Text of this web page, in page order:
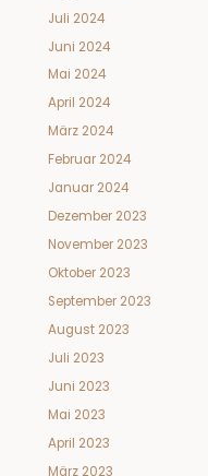
Juli 2024
Juni 2024
Mai 2024
April 2024
März 2024
Februar 2024
Januar 2024
Dezember 2023
November 2023
Oktober 2023
September 2023
August 2023
Juli 2023
Juni 2023
Mai 2023
April 2023
März 2023